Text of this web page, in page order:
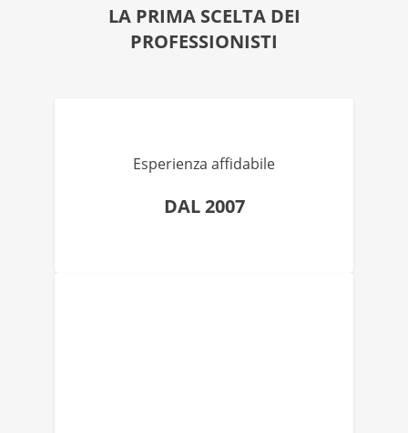
LA PRIMA SCELTA DEI
PROFESSIONISTI
Esperienza affidabile
DAL 2007